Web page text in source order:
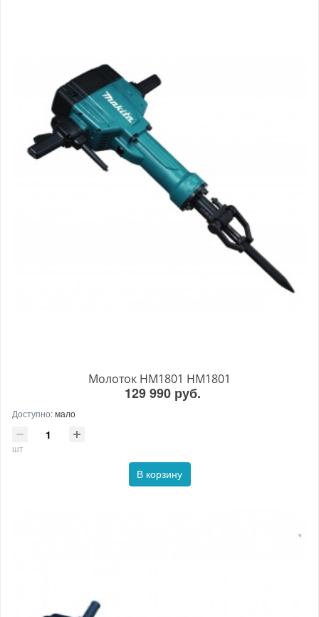
Молоток HM1801 HM1801
129 990 руб.
Доступно:мало
шт
В корзину